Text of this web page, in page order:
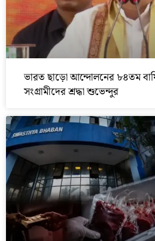
ভারত ছাড়ো আন্দোলনের ৮৪তম
সংগ্রামীদের শ্রদ্ধা শুভেন্দুর